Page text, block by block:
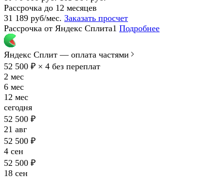
Рассрочка до 12 месяцев
31 189 руб/мес. Заказать просчет
Рассрочка от Яндекс Сплита1 Подробнее
Яндекс Сплит — оплата частями
52 500 ₽ × 4 без переплат
2 мес
6 мес
12 мес
сегодня
52 500 ₽
21 авг
52 500 ₽
4 сен
52 500 ₽
18 сен